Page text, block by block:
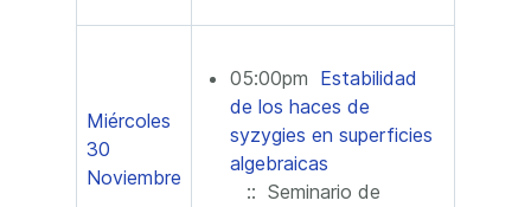
Miércoles
30
Noviembre
05:00pm Estabilidad
de los haces de
syzygies en superficies
algebraicas
:: Seminario de